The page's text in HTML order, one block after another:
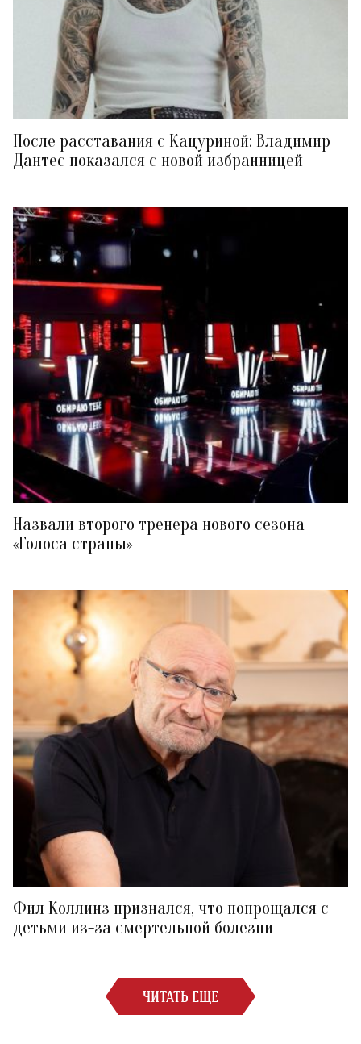
После расставания с Кацуриной: Владимир
Дантес показался с новой избранницей
Назвали второго тренера нового сезона
«Голоса страны»
Фил Коллинз признался, что попрощался с
детьми из-за смертельной болезни
ЧИТАТЬ ЕЩЕ